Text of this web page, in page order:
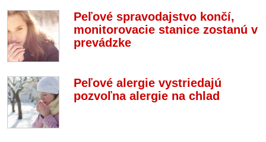
Peľové spravodajstvo končí,
monitorovacie stanice zostanú v
prevádzke
Peľové alergie vystriedajú
pozvoľna alergie na chlad